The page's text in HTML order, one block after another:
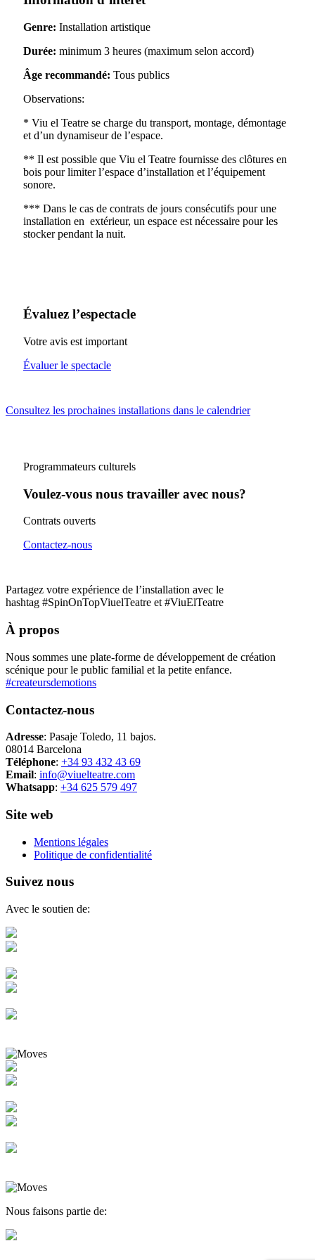
Genre: Installation artistique
Durée: minimum 3 heures (maximum selon accord)
Âge recommandé: Tous publics
Observations:
* Viu el Teatre se charge du transport, montage, démontage
et d’un dynamiseur de l’espace.
** Il est possible que Viu el Teatre fournisse des clôtures en
bois pour limiter l’espace d’installation et l’équipement
sonore.
*** Dans le cas de contrats de jours consécutifs pour une
installation en extérieur, un espace est nécessaire pour les
stocker pendant la nuit.
Évaluez l’espectacle
Votre avis est important
Évaluer le spectacle
Consultez les prochaines installations dans le calendrier
Programmateurs culturels
Voulez-vous nous travailler avec nous?
Contrats ouverts
Contactez-nous
Partagez votre expérience de l’installation avec le
hashtag #SpinOnTopViuelTeatre et #ViuElTeatre
À propos
Nous sommes une plate-forme de développement de création
scénique pour le public familial et la petite enfance.
#createursdemotions
Contactez-nous
Adresse: Pasaje Toledo, 11 bajos.
08014 Barcelona
Téléphone: +34 93 432 43 69
Email: info@viuelteatre.com
Whatsapp: +34 625 579 497
Site web
Mentions légales
Politique de confidentialité
Suivez nous
Avec le soutien de:
Nous faisons partie de: